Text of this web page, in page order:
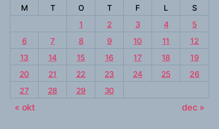
M
T O T F L
S
1
2 3 4
5
6
7 8 9 10 11
12
13
14 15 16 17 18
19
20
21 22 23 24 25
26
27
28 29 30
« okt dec »